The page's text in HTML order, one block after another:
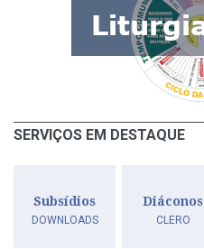
SERVIÇOS EM DESTAQUE
Subsídios
DOWNLOADS
Diáconos
CLERO